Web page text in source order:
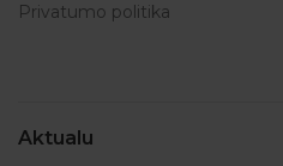
Privatumo politika
Aktualu